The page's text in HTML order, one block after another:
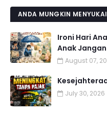
ANDA MUNGKIN
Ironi Hari
Anak
August 07,
July 30, 2026